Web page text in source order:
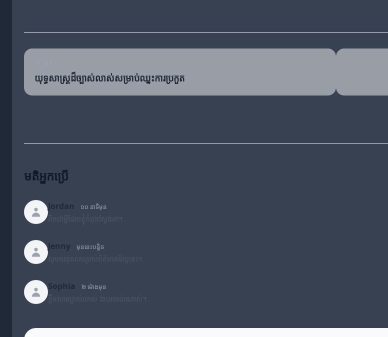
យុទ្ធសាស្ត្រដ៏ច្បាស់លាស់សម្រាប់ឈ្នះការប្រកួត
មតិអ្នកប្រើ
Jordan ១០ នាទីមុន
Jenny មុននេះបន្តិច
Sophia ២ ម៉ោងមុន